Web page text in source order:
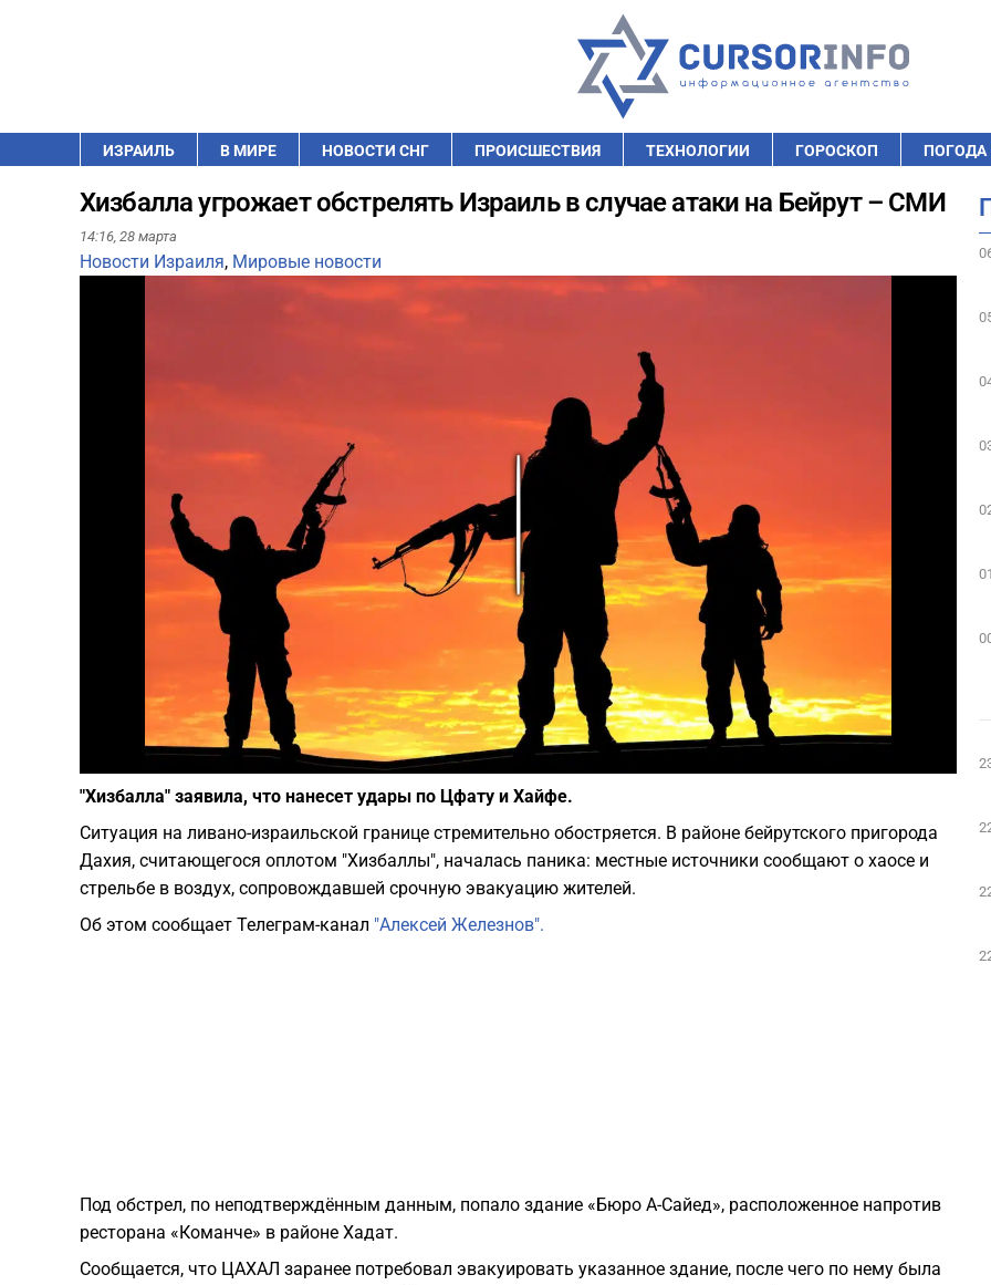
ИЗРАИЛЬ В МИРЕ НОВОСТИ СНГ ПРОИСШЕСТВИЯ ТЕХНОЛОГИИ ГОРОСКОП ПОГОДА
Хизбалла угрожает обстрелять Израиль в случае атаки на Бейрут – СМИ
14:16, 28 марта
Новости Израиля, Мировые новости
Play
"Хизбалла" заявила, что нанесет удары по Цфату и Хайфе.
Ситуация на ливано-израильской границе стремительно обостряется. В районе бейрутского пригорода
Дахия, считающегося оплотом "Хизбаллы", началась паника: местные источники сообщают о хаосе и
стрельбе в воздух, сопровождавшей срочную эвакуацию жителей.
Об этом сообщает Телеграм-канал "Алексей Железнов".
Под обстрел, по неподтверждённым данным, попало здание «Бюро А-Сайед», расположенное напротив
ресторана «Команче» в районе Хадат.
Сообщается, что ЦАХАЛ заранее потребовал эвакуировать указанное здание, после чего по нему была